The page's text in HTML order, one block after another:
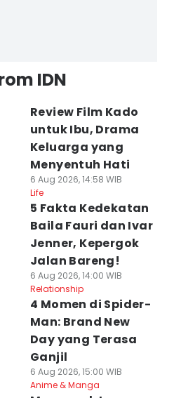
IDN
Review Film Kado
untuk Ibu, Drama
Keluarga yang
Menyentuh Hati
6 Aug 2026, 14:58 WIB
Life
5 Fakta Kedekatan
Baila Fauri dan Ivar
Jenner, Kepergok
Jalan Bareng!
6 Aug 2026, 14:00 WIB
Relationship
4 Momen di Spider-
Man: Brand New
Day yang Terasa
Ganjil
6 Aug 2026, 15:00 WIB
Anime & Manga